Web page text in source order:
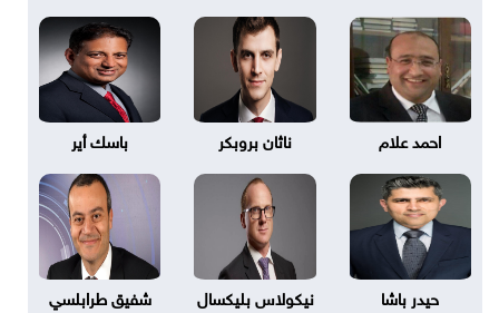
احمد علام ناثان بروبكر باسك أير
حيدر باشا نيكولاس بليكسال شفيق طرابلسي